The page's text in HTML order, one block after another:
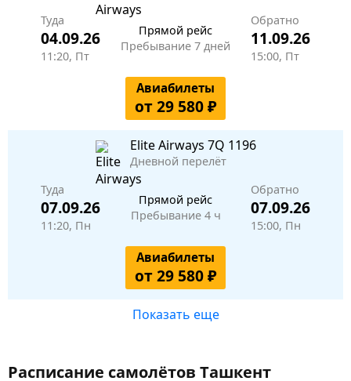
Туда
04.09.26
11:20, Пт
Прямой рейс
Пребывание 7 дней
Обратно
11.09.26
15:00, Пт
Авиабилеты
от 29 580 ₽
Elite Airways 7Q 1196
Дневной перелёт
Туда
07.09.26
11:20, Пн
Прямой рейс
Пребывание 4 ч
Обратно
07.09.26
15:00, Пн
Авиабилеты
от 29 580 ₽
Показать еще
Расписание самолётов Ташкент